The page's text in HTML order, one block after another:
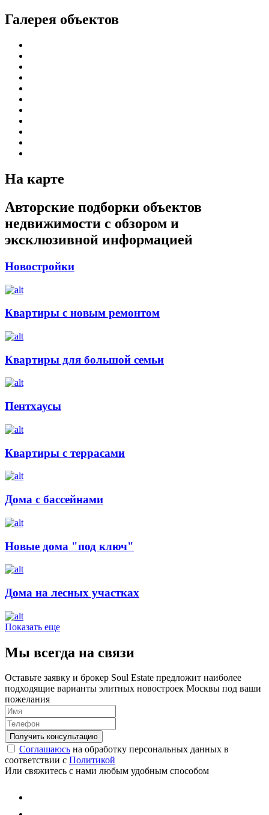
Галерея объектов
На карте
Авторские подборки объектов
недвижимости с обзором и
эксклюзивной информацией
Новостройки
Квартиры с новым ремонтом
Квартиры для большой семьи
Пентхаусы
Квартиры с террасами
Дома с бассейнами
Новые дома "под ключ"
Дома на лесных участках
Показать еще
Мы всегда на связи
Оставьте заявку и брокер Soul Estate предложит наиболее
подходящие варианты элитных новостроек Москвы под ваши
пожелания
Соглашаюсь на обработку персональных данных в
соответствии с Политикой
Или свяжитесь с нами любым удобным способом